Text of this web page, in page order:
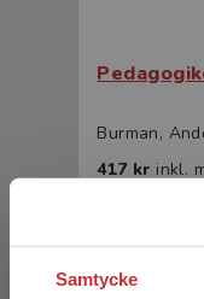
Samtycke
Burman,
417 kr inkl.